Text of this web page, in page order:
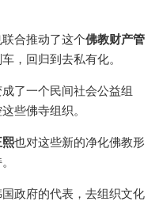
合推动了这个佛教财产管
，回归到去私有化。
了一个民间社会公益组
些佛寺组织。
也对这些新的净化佛教形
政府的代表，去组织文化